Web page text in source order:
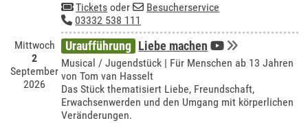
Tickets oder
Besucherservice
03332 538 111
Mittwoch
2
September
2026
Uraufführung Liebe machen
Musical / Jugendstück | Für Menschen ab 13 Jahren
von Tom van Hasselt
Das Stück thematisiert Liebe, Freundschaft,
Erwachsenwerden und den Umgang mit körperlichen
Veränderungen.